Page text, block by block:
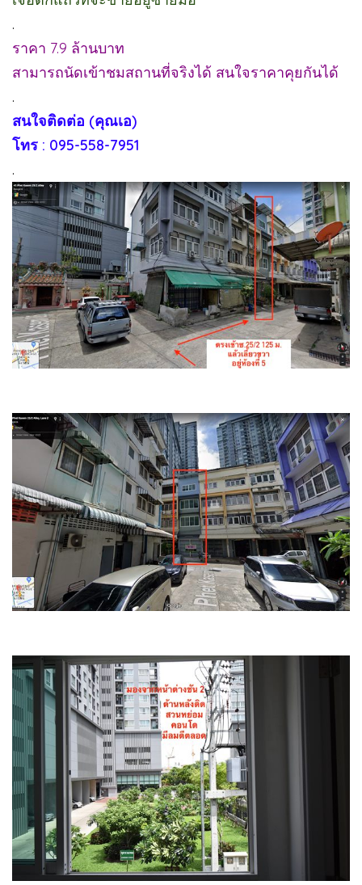
.
ราคา 7.9 ล้านบาท
สามารถนัดเข้าชมสถานที่จริงได้ สนใจราคาคุยกันได้
.
สนใจติดต่อ (คุณเอ)
โทร : 095-558-7951
.